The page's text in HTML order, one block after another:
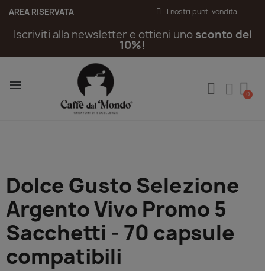
AREA RISERVATA I nostri punti vendita
Iscriviti alla newsletter e ottieni unosconto del
10%!
Dolce Gusto Selezione
Argento Vivo Promo 5
Sacchetti - 70 capsule
compatibili